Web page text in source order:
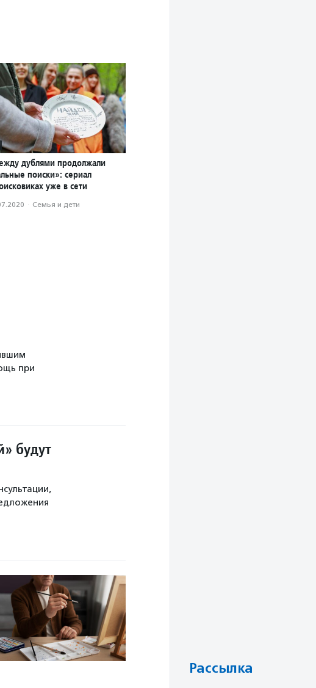
дублями продолжали
поиски»: сериал
уже в сети
· Семья и дети
при
будут
Рассылка